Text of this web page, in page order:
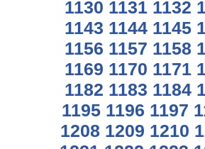
1130 1131 1132
1143 1144 1145
1156 1157 1158
1169 1170 1171
1182 1183 1184
1195 1196 1197
1208 1209 1210